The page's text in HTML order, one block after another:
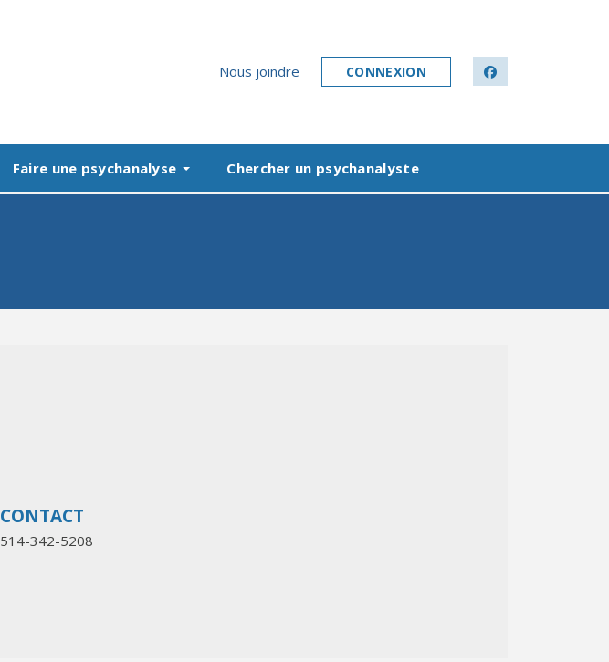
Nous joindre CONNEXION facebook
Faire une psychanalyse Chercher un psychanalyste
CONTACT
514-342-5208